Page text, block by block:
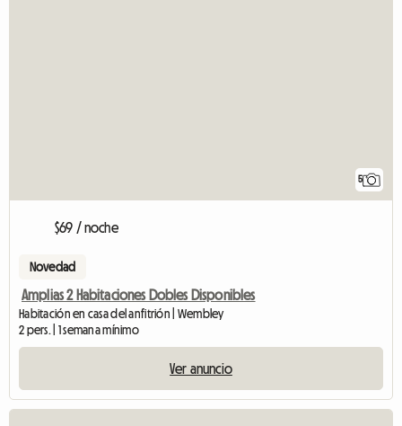
5
$69 / noche
Novedad
Amplias 2 Habitaciones Dobles Disponibles
Habitación en casa del anfitrión | Wembley
2 pers. | 1 semana mínimo
Ver anuncio